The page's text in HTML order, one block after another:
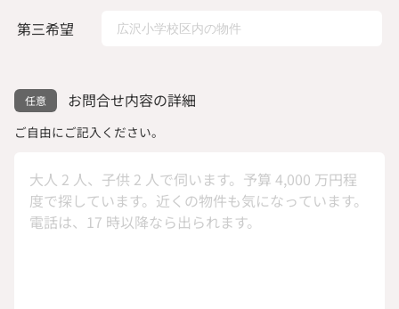
第三希望
お問合せ内容の詳細
ご自由にご記入ください。